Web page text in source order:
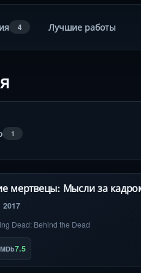
4 Лучшие работы
1
мертвецы: Мысли за
2017
Dead: Behind the Dead
7.5